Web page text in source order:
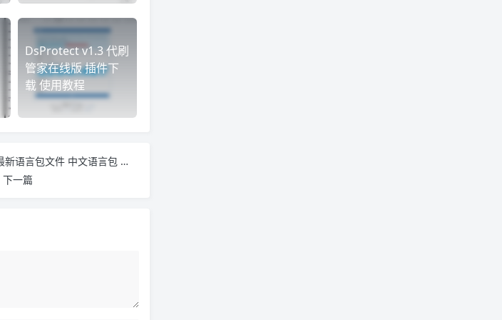
DsProtect v1.3 代刷
管家在线版 插件下
载 使用教程
BBPress Languages 最新语言包文件 中文语言包 免费下载
下一篇